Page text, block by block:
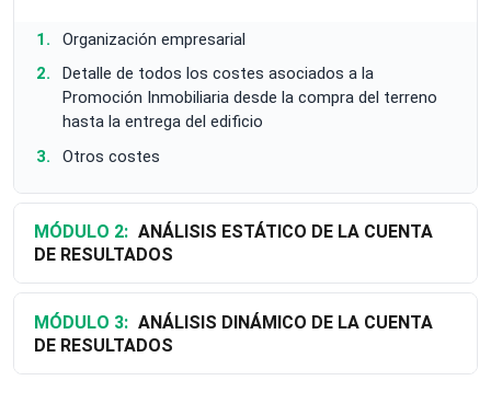
Organización empresarial
Detalle de todos los costes asociados a la
Promoción Inmobiliaria desde la compra del terreno
hasta la entrega del edificio
Otros costes
MÓDULO 2: ANÁLISIS ESTÁTICO DE LA CUENTA
DE RESULTADOS
MÓDULO 3: ANÁLISIS DINÁMICO DE LA CUENTA
DE RESULTADOS